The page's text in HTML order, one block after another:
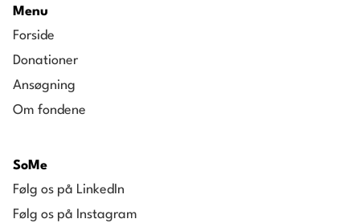
Menu
Forside
Donationer
Ansøgning
Om fondene
SoMe
Følg os på LinkedIn
Følg os på Instagram